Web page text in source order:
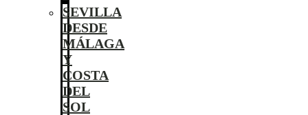
SEVILLA
DESDE
MÁLAGA
Y
COSTA
DEL
SOL